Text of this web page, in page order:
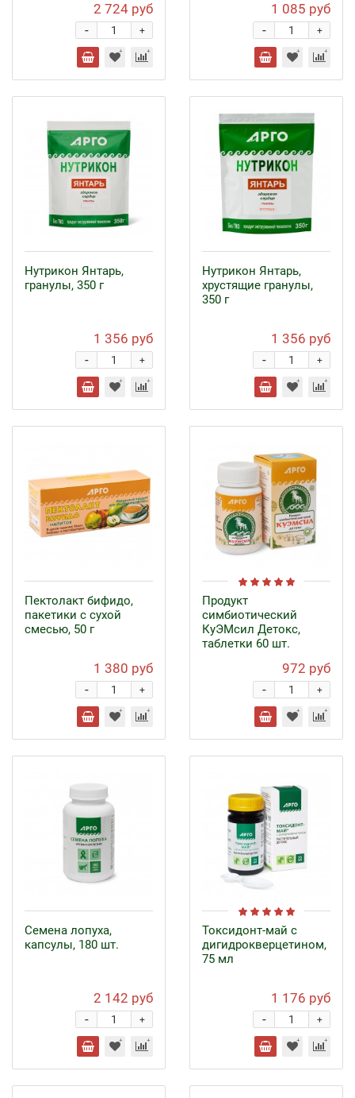
2 724 руб
+
-
1 085 руб
+
-
Нутрикон Янтарь,
гранулы, 350 г
1 356 руб
+
-
Нутрикон Янтарь,
хрустящие гранулы,
350 г
1 356 руб
+
-
Пектолакт бифидо,
пакетики с сухой
смесью, 50 г
1 380 руб
+
-
Продукт
симбиотический
КуЭМсил Детокс,
таблетки 60 шт.
972 руб
+
-
Семена лопуха,
капсулы, 180 шт.
2 142 руб
+
-
Токсидонт-май с
дигидрокверцетином,
75 мл
1 176 руб
+
-